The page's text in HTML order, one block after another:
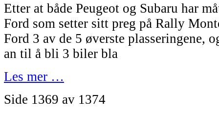
Etter at både Peugeot og Subaru har
Ford som setter sitt preg på Rally
Ford 3 av de 5 øverste plasseringene,
an til å bli 3 biler bla
Les mer …
Side 1369 av 1374